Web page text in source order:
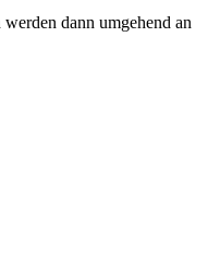
dann umgehend an